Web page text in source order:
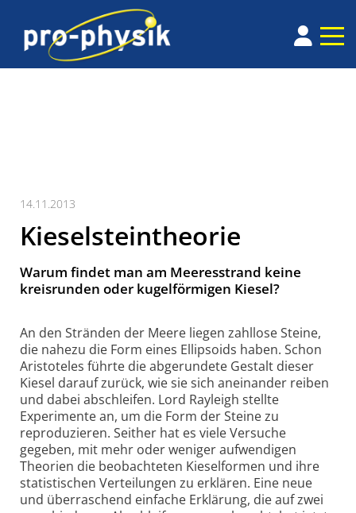
14.11.2013
Kieselsteintheorie
Warum findet man am Meeresstrand keine
kreisrunden oder kugelförmigen Kiesel?
An den Stränden der Meere liegen zahllose Steine,
die nahezu die Form eines Ellipsoids haben. Schon
Aristoteles führte die abgerundete Gestalt dieser
Kiesel darauf zurück, wie sie sich aneinander reiben
und dabei abschleifen. Lord Rayleigh stellte
Experimente an, um die Form der Steine zu
reproduzieren. Seither hat es viele Versuche
gegeben, mit mehr oder weniger aufwendigen
Theorien die beobachteten Kieselformen und ihre
statistischen Verteilungen zu erklären. Eine neue
und überraschend einfache Erklärung, die auf zwei